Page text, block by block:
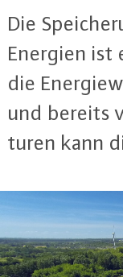
Die
Energien ist
die
und bereits
tu­ren kann